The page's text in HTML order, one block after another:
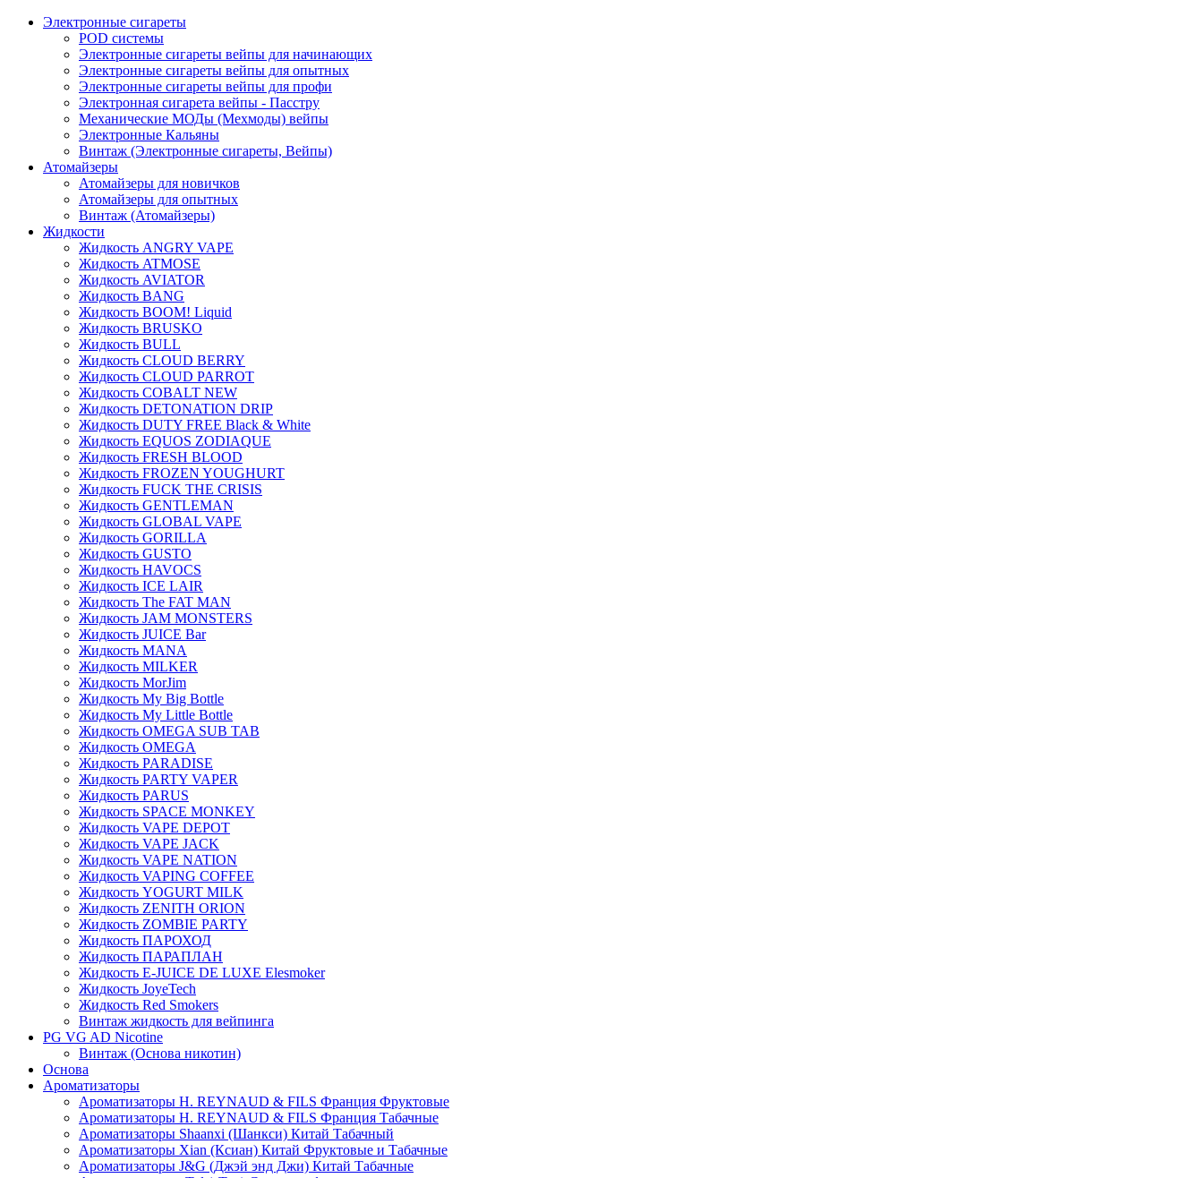
Электронные сигареты
POD системы
Электронные сигареты вейпы для начинающих
Электронные сигареты вейпы для опытных
Электронные сигареты вейпы для профи
Электронная сигарета вейпы - Пасстру
Механические МОДы (Мехмоды) вейпы
Электронные Кальяны
Винтаж (Электронные сигареты, Вейпы)
Атомайзеры
Атомайзеры для новичков
Атомайзеры для опытных
Винтаж (Атомайзеры)
Жидкости
Жидкость ANGRY VAPE
Жидкость ATMOSE
Жидкость AVIATOR
Жидкость BANG
Жидкость BOOM! Liquid
Жидкость BRUSKO
Жидкость BULL
Жидкость CLOUD BERRY
Жидкость CLOUD PARROT
Жидкость COBALT NEW
Жидкость DETONATION DRIP
Жидкость DUTY FREE Black & White
Жидкость EQUOS ZODIAQUE
Жидкость FRESH BLOOD
Жидкость FROZEN YOUGHURT
Жидкость FUCK THE CRISIS
Жидкость GENTLEMAN
Жидкость GLOBAL VAPE
Жидкость GORILLA
Жидкость GUSTO
Жидкость HAVOCS
Жидкость ICE LAIR
Жидкость The FAT MAN
Жидкость JAM MONSTERS
Жидкость JUICE Bar
Жидкость MANA
Жидкость MILKER
Жидкость MorJim
Жидкость My Big Bottle
Жидкость My Little Bottle
Жидкость OMEGA SUB TAB
Жидкость OMEGA
Жидкость PARADISE
Жидкость PARTY VAPER
Жидкость PARUS
Жидкость SPACE MONKEY
Жидкость VAPE DEPOT
Жидкость VAPE JACK
Жидкость VAPE NATION
Жидкость VAPING COFFEE
Жидкость YOGURT MILK
Жидкость ZENITH ORION
Жидкость ZOMBIE PARTY
Жидкость ПАРОХОД
Жидкость ПАРАПЛАН
Жидкость E-JUIСE DE LUXE Elesmoker
Жидкость JoyeTech
Жидкость Red Smokers
Винтаж жидкость для вейпинга
PG VG AD Nicotine
Винтаж (Основа никотин)
Основа
Ароматизаторы
Ароматизаторы H. REYNAUD & FILS Франция Фруктовые
Ароматизаторы H. REYNAUD & FILS Франция Табачные
Ароматизаторы Shaanxi (Шанкси) Китай Табачный
Ароматизаторы Xian (Ксиан) Китай Фруктовые и Табачные
Ароматизаторы J&G (Джэй энд Джи) Китай Табачные